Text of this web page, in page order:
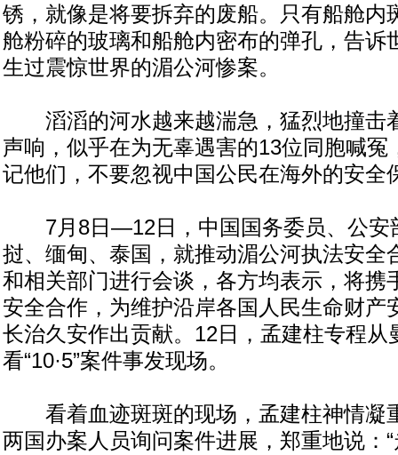
锈，就像是将要拆弃的废船。只有船舱内
舱粉碎的玻璃和船舱内密布的弹孔，告诉
生过震惊世界的湄公河惨案。
滔滔的河水越来越湍急，猛烈地撞击
声响，似乎在为无辜遇害的13位同胞喊冤
记他们，不要忽视中国公民在海外的安全
7月8日—12日，中国国务委员、公安
挝、缅甸、泰国，就推动湄公河执法安全
和相关部门进行会谈，各方均表示，将携
安全合作，为维护沿岸各国人民生命财产
长治久安作出贡献。12日，孟建柱专程从
看“10·5”案件事发现场。
看着血迹斑斑的现场，孟建柱神情凝
两国办案人员询问案件进展，郑重地说：